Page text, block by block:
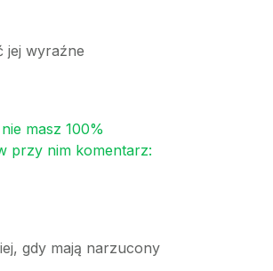
jej wyraźne
masz 100%
przy nim komentarz:
gdy mają narzucony